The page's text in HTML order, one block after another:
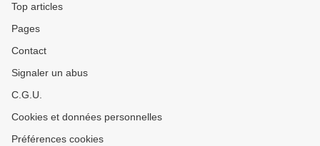
Top articles
Pages
Contact
Signaler un abus
C.G.U.
Cookies et données personnelles
Préférences cookies